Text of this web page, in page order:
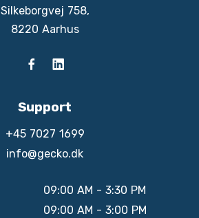
Silkeborgvej 758,
8220 Aarhus
Support
+45 7027 1699
info@gecko.dk
09:00 AM - 3:30 PM
09:00 AM - 3:00 PM